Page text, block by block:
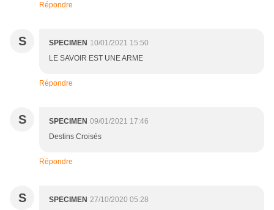
Répondre
S SPECIMEN 10/01/2021 15:50
LE SAVOIR EST UNE ARME
Répondre
S SPECIMEN 09/01/2021 17:46
Destins Croisés
Répondre
S SPECIMEN 27/10/2020 05:28